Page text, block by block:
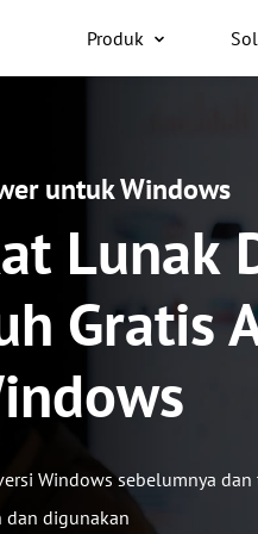
Produk
Akses laptop kerja dan
gaming dari PC/Mac/
saja secara gratis
untuk Windows
Lunak
Gratis
Windows sebelumnya dan
dan digunakan